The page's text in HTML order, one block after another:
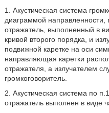
1. Акустическая система
диаграммой
отражатель, выполненный в
кривой второго порядка, и
подвижной каретке на оси
направляющая каретки
отражателя, а излучателем
громкоговоритель.
2. Акустическая система по
отражатель выполнен в виде